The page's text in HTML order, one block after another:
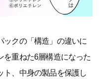
ックの「構造」の違いに
を重ねた6層構造になった
ト、中身の製品を保護し